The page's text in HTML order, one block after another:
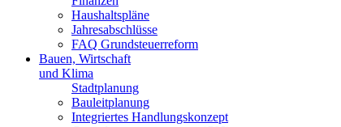
Haushaltspläne
Jahresabschlüsse
FAQ Grundsteuerreform
Bauen, Wirtschaft
und Klima
Stadtplanung
Bauleitplanung
Integriertes Handlungskonzept